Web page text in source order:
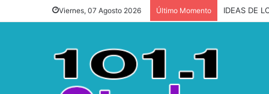
Viernes, 07 Agosto 2026 Último Momento IDEAS DE